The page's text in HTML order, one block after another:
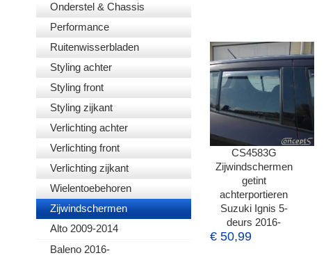
Onderstel & Chassis
Performance
Ruitenwisserbladen
Styling achter
Styling front
Styling zijkant
Verlichting achter
Verlichting front
Verlichting zijkant
Wielentoebehoren
Zijwindschermen
Alto 2009-2014
Baleno 2016-
CS4583G
Zijwindschermen
getint
achterportieren
Suzuki Ignis 5-
deurs 2016-
€ 50,99